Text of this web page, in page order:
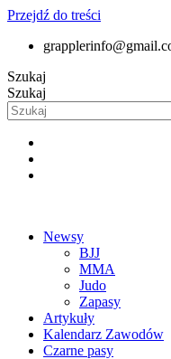
Przejdź do treści
Szukaj
Szukaj
Newsy
BJJ
MMA
Judo
Zapasy
Artykuły
Kalendarz Zawodów
Czarne pasy